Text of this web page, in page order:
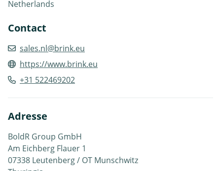
Netherlands
Contact
sales.nl@brink.eu
https://www.brink.eu
+31 522469202
Adresse
BoldR Group GmbH
Am Eichberg Flauer 1
07338 Leutenberg / OT Munschwitz